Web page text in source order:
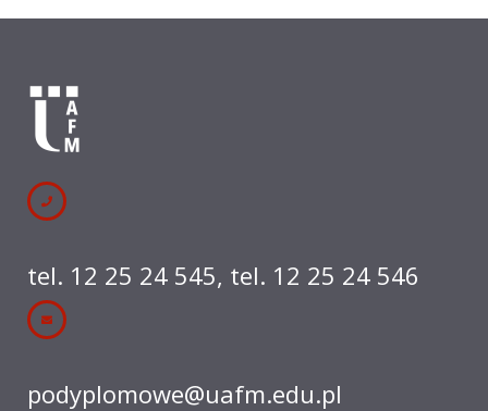
tel. 12 25 24 545, tel. 12 25 24 546
podyplomowe@uafm.edu.pl